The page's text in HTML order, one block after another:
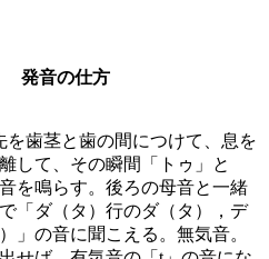
発音の仕方
を歯茎と歯の間につけて、息を
して、その瞬間「トゥ」と
を鳴らす。後ろの母音と一緒
「ダ（タ）行のダ（タ），デ
」の音に聞こえる。無気音。